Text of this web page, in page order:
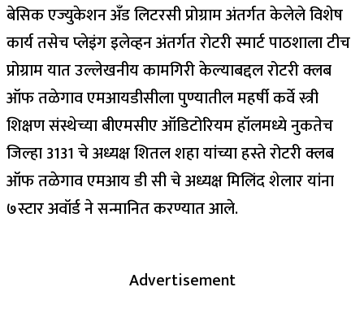
बेसिक एज्युकेशन अँड लिटरसी प्रोग्राम अंतर्गत केलेले विशेष
कार्य तसेच प्लेइंग इलेव्हन अंतर्गत रोटरी स्मार्ट पाठशाला टीच
प्रोग्राम यात उल्लेखनीय कामगिरी केल्याबद्दल रोटरी क्लब
ऑफ तळेगाव एमआयडीसीला पुण्यातील महर्षी कर्वे स्त्री
शिक्षण संस्थेच्या बीएमसीए ऑडिटोरियम हॉलमध्ये नुकतेच
जिल्हा 3131 चे अध्यक्ष शितल शहा यांच्या हस्ते रोटरी क्लब
ऑफ तळेगाव एमआय डी सी चे अध्यक्ष मिलिंद शेलार यांना
७स्टार अवॉर्ड ने सन्मानित करण्यात आले.
Advertisement